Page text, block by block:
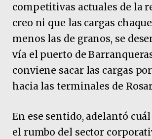
competitivas actuales de la
creo ni que las cargas
menos las de granos, se
vía el puerto de
conviene sacar las cargas
hacia las terminales de
En ese sentido, adelantó
el rumbo del sector